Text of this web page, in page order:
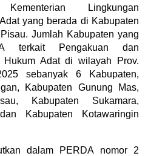
Lingkungan
yang berada di Kabupaten
Jumlah Kabupaten yang
terkait Pengakuan dan
Hukum Adat di wilayah Prov.
sebanyak 6 Kabupaten,
Kabupaten Gunung Mas,
Kabupaten Sukamara,
Kabupaten Kotawaringin
dalam PERDA nomor 2